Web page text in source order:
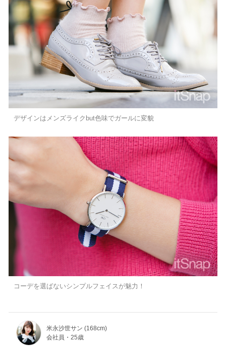
デザインはメンズライクbut色味でガールに変貌
コーデを選ばないシンプルフェイスが魅力！
米永沙世サン (168cm)
会社員・25歳